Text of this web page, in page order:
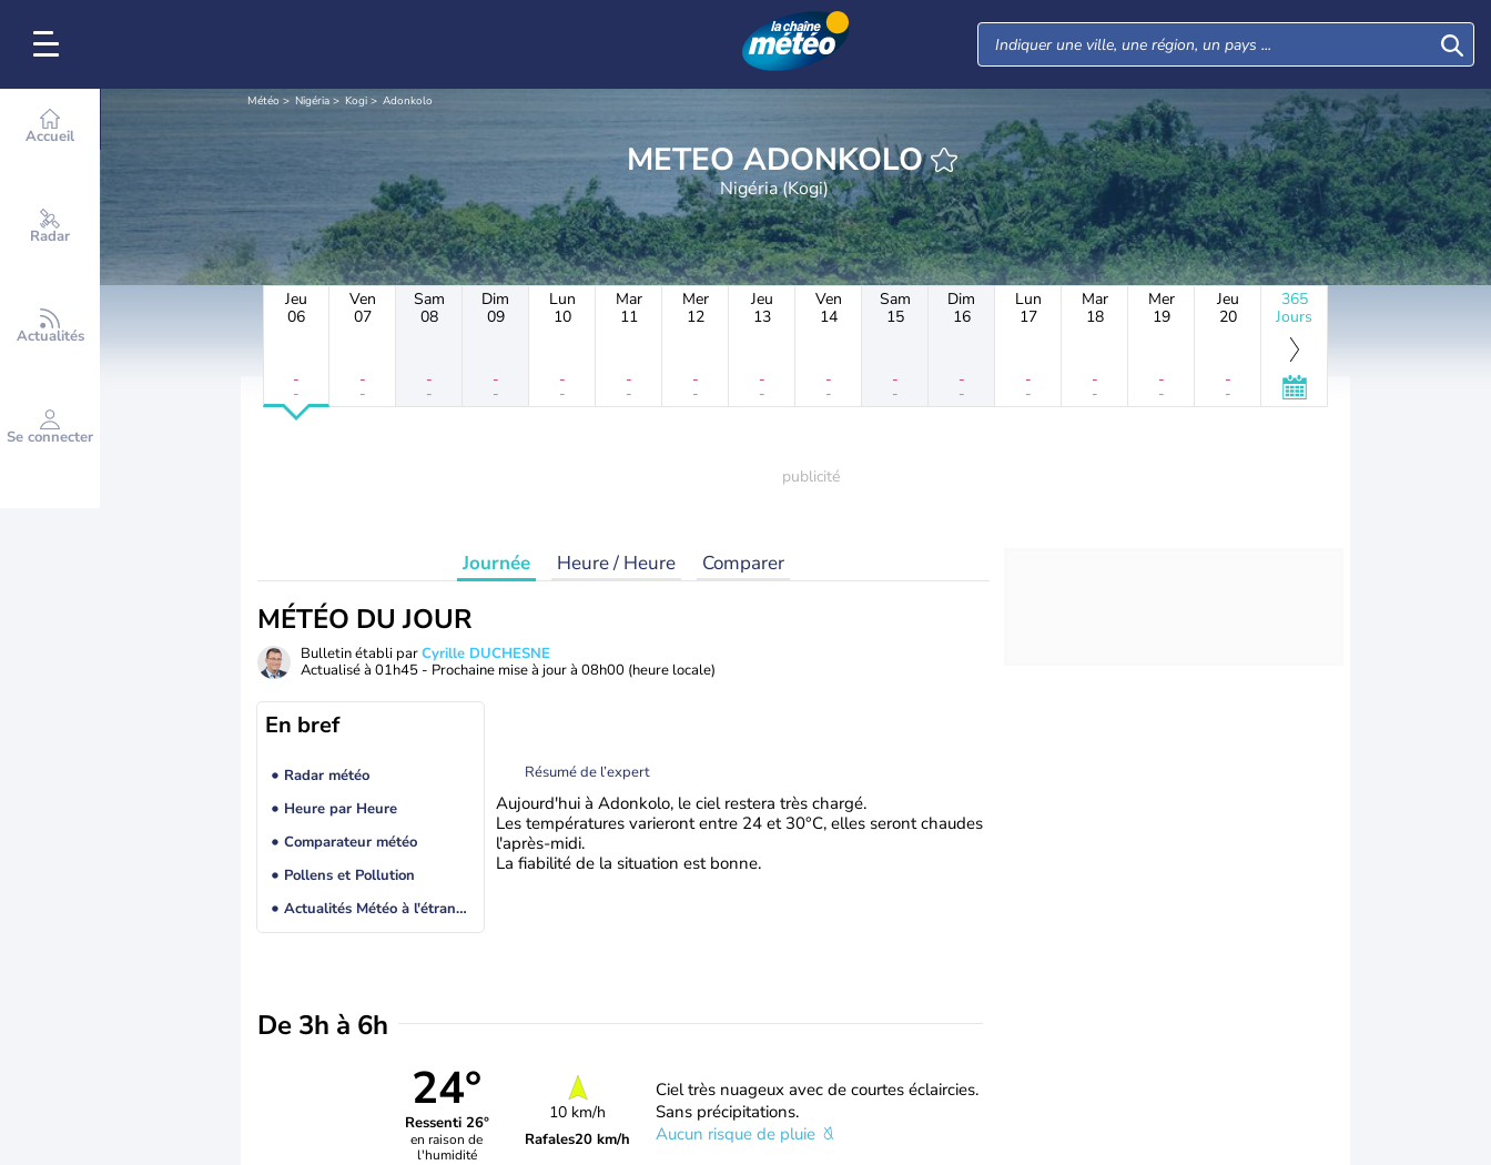
Accueil
Radar
Actualités
Se connecter
Météo Nigéria Kogi Adonkolo
METEO ADONKOLO
Nigéria (Kogi)
Jeu
06
-
-
Ven
07
-
-
Sam
08
-
-
Dim
09
-
-
Lun
10
-
-
Mar
11
-
-
Mer
12
-
-
Jeu
13
-
-
Ven
14
-
-
Sam
15
-
-
Dim
16
-
-
Lun
17
-
-
Mar
18
-
-
Mer
19
-
-
Jeu
20
-
-
365
Jours
Journée Heure / Heure Comparer
MÉTÉO DU JOUR
Bulletin établi parCyrille DUCHESNE
Actualisé à 01h45 - Prochaine mise à jour à 08h00 (heure locale)
En bref
Radar météo
Heure par Heure
Comparateur météo
Pollens et Pollution
Actualités Météo à l'étranger
Résumé de l’expert
Aujourd'hui à Adonkolo, le ciel restera très chargé.
Les températures varieront entre 24 et 30°C, elles seront chaudes
l'après-midi.
La fiabilité de la situation est bonne.
De 3h à 6h
24°
Ressenti 26°
en raison de
l'humidité
10 km/h
Rafales20 km/h
Ciel très nuageux avec de courtes éclaircies.
Sans précipitations.
Aucun risque de pluie